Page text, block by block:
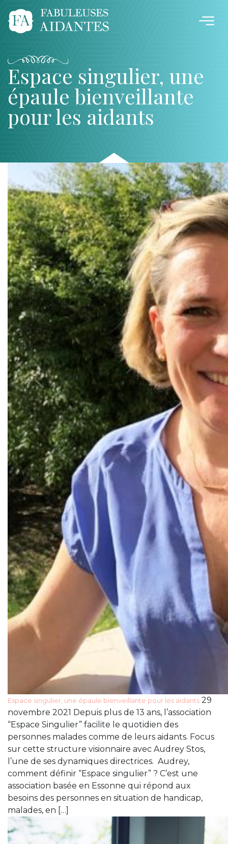
Espace singulier, une
épaule bienveillante
pour les aidants
Espace singulier, une épaule bienveillante pour les aidants 29
novembre 2021 Depuis plus de 13 ans, l’association
“Espace Singulier” facilite le quotidien des
personnes malades comme de leurs aidants. Focus
sur cette structure visionnaire avec Audrey Stos,
l’une de ses dynamiques directrices. Audrey,
comment définir “Espace singulier” ? C’est une
association basée en Essonne qui répond aux
besoins des personnes en situation de handicap,
malades, en […]